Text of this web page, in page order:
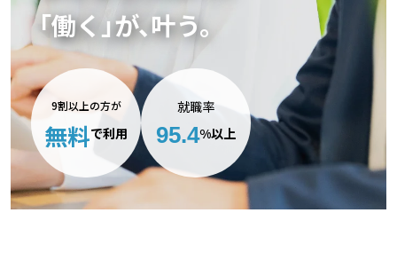
「働く」が、叶う。
9割以上の方が
無料で利用
就職率
95.4%以上